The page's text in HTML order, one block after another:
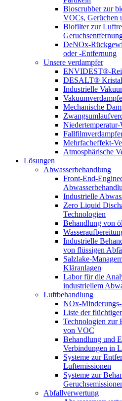
Bioscrubber zur
VOCs, Gerüchen
Biofilter zur
DeNOx-
oder -Entfernung
Unsere verdampfer
ENVIDEST®-
DESALT®
Industrielle
Mechanische
Mehrfacheffekt-
Atmosphärische
Lösungen
Abwasserbehandlung
Front-End-
Industrielle
Zero Liquid
Technologien
Behandlung von
Industrielle
von flüssigen
Salzlake-
Kläranlagen
Labor für die
industriellem
Luftbehandlung
NOx-Minderungs-
Liste der
Technologien zur
von VOC
Behandlung und
Verbindungen in
Systeme zur
Luftemissionen
Systeme zur
Abfallverwertung